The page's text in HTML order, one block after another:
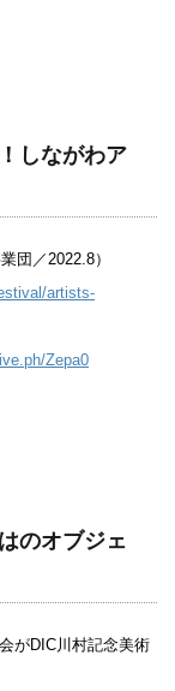
しながわア
団／2022.8）
artists-
Zepa0
のオブジェ
がDIC川村記念美術